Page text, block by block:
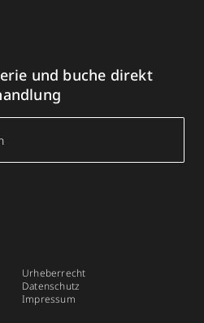
und buche direkt
Urheberrecht
Datenschutz
Impressum